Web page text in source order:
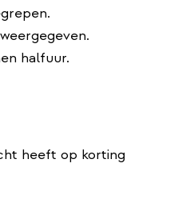
halfuur.
heeft op korting